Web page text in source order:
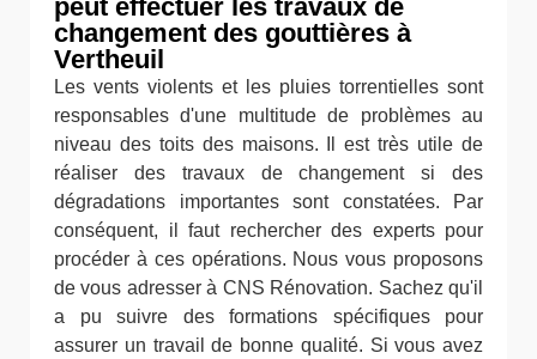
peut effectuer les travaux de
changement des gouttières à
Vertheuil
Les vents violents et les pluies torrentielles sont
responsables d'une multitude de problèmes au
niveau des toits des maisons. Il est très utile de
réaliser des travaux de changement si des
dégradations importantes sont constatées. Par
conséquent, il faut rechercher des experts pour
procéder à ces opérations. Nous vous proposons
de vous adresser à CNS Rénovation. Sachez qu'il
a pu suivre des formations spécifiques pour
assurer un travail de bonne qualité. Si vous avez